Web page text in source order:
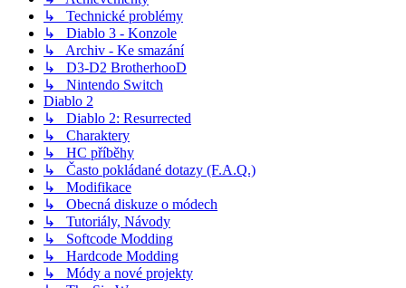
↳ Technické problémy
↳ Diablo 3 - Konzole
↳ Archiv - Ke smazání
↳ D3-D2 BrotherhooD
↳ Nintendo Switch
Diablo 2
↳ Diablo 2: Resurrected
↳ Charaktery
↳ HC příběhy
↳ Často pokládané dotazy (F.A.Q.)
↳ Modifikace
↳ Obecná diskuze o módech
↳ Tutoriály, Návody
↳ Softcode Modding
↳ Hardcode Modding
↳ Módy a nové projekty